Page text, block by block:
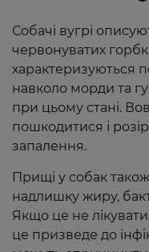
Собачі вугрі
червонуватих
характеризуються
навколо морди та
при цьому стані.
пошкодитися і
запалення.
Прищі у собак
надлишку жиру,
Якщо це не
це призведе до